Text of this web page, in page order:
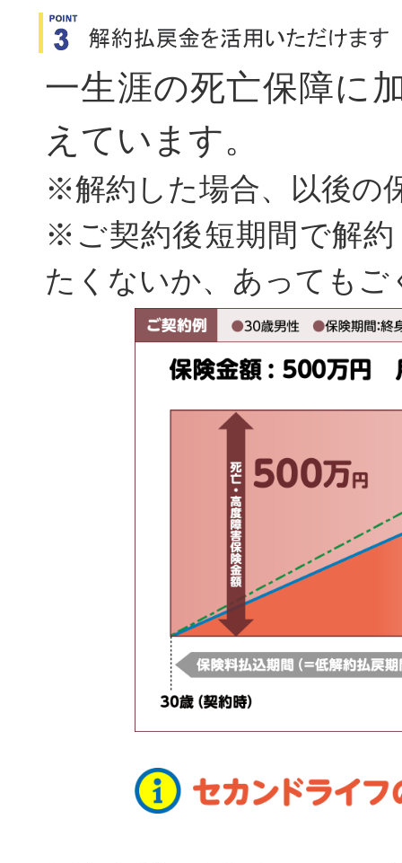
一生涯の死亡保障に
えています。
※解約した場合、以後の
※ご契約後短期間で解
たくないか、あってもご